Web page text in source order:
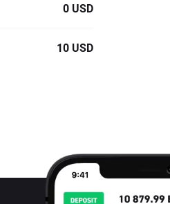
0 USD
10 USD